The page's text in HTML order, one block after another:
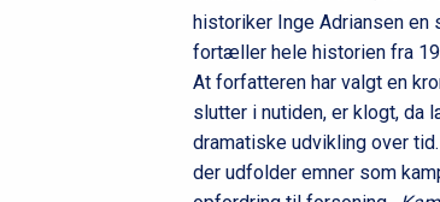
historiker Inge Adriansen en
fortæller hele historien fra
At forfatteren har valgt en
slutter i nutiden, er klogt, da
dramatiske udvikling over
der udfolder emner som